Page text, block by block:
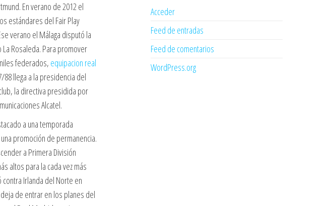
En verano de 2012 el
estándares del Fair Play
verano el Málaga disputó la
Rosaleda. Para promover
federados, equipacion real
llega a la presidencia del
la directiva presidida por
Alcatel.
a una temporada
promoción de permanencia.
a Primera División
altos para la cada vez más
Irlanda del Norte en
de entrar en los planes del
Acceder
Feed de entradas
Feed de comentarios
WordPress.org